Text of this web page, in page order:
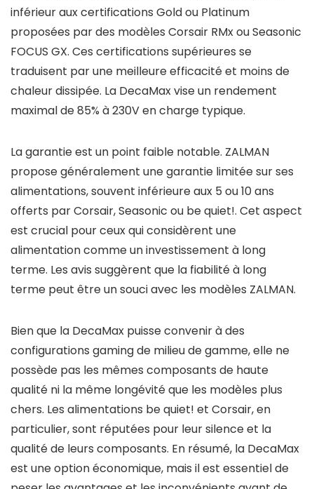
inférieur aux certifications Gold ou Platinum
proposées par des modèles Corsair RMx ou Seasonic
FOCUS GX. Ces certifications supérieures se
traduisent par une meilleure efficacité et moins de
chaleur dissipée. La DecaMax vise un rendement
maximal de 85% à 230V en charge typique.
La garantie est un point faible notable. ZALMAN
propose généralement une garantie limitée sur ses
alimentations, souvent inférieure aux 5 ou 10 ans
offerts par Corsair, Seasonic ou be quiet!. Cet aspect
est crucial pour ceux qui considèrent une
alimentation comme un investissement à long
terme. Les avis suggèrent que la fiabilité à long
terme peut être un souci avec les modèles ZALMAN.
Bien que la DecaMax puisse convenir à des
configurations gaming de milieu de gamme, elle ne
possède pas les mêmes composants de haute
qualité ni la même longévité que les modèles plus
chers. Les alimentations be quiet! et Corsair, en
particulier, sont réputées pour leur silence et la
qualité de leurs composants. En résumé, la DecaMax
est une option économique, mais il est essentiel de